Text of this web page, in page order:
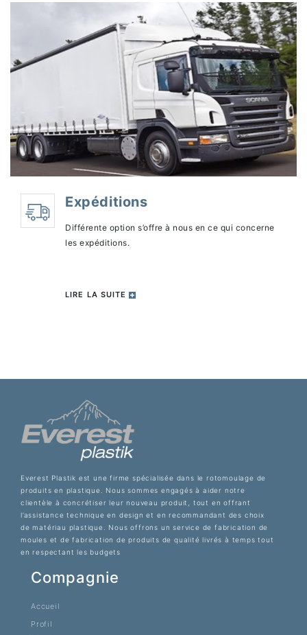
Expéditions
Différente option s’offre à nous en ce qui concerne
les expéditions.
LIRE LA SUITE
Everest Plastik est une firme spécialisée dans le rotomoulage de
produits en plastique. Nous sommes engagés à aider notre
clientèle à concrétiser leur nouveau produit, tout en offrant
l’assistance technique en design et en recommandant des choix
de matériau plastique. Nous offrons un service de fabrication de
moules et de fabrication de produits de qualité livrés à temps tout
en respectant les budgets
Compagnie
Accueil
Profil